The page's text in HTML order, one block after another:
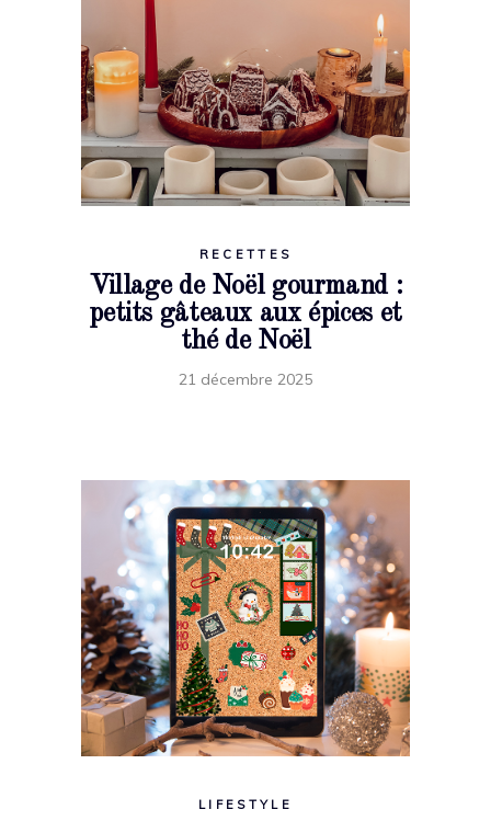
RECETTES
Village de Noël gourmand :
petits gâteaux aux épices et
thé de Noël
21 décembre 2025
LIFESTYLE